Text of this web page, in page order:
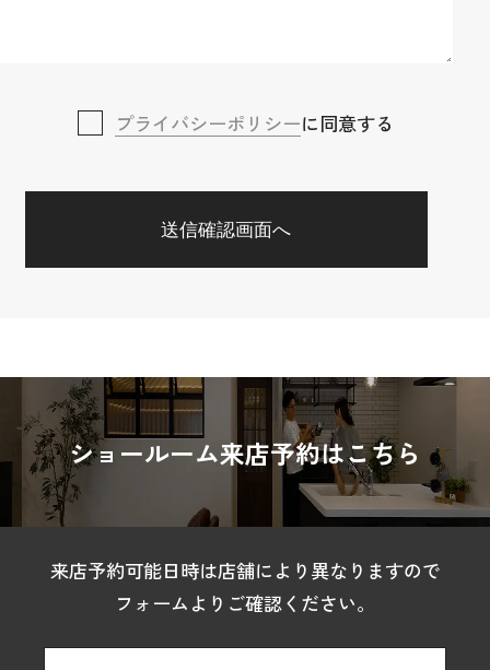
プライバシーポリシーに同意する
ショールーム来店予約はこちら
来店予約可能日時は店舗により異なりますので
フォームよりご確認ください。